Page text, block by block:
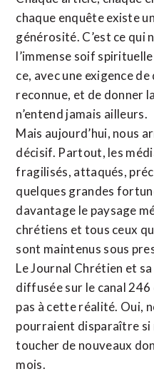
chaque enquête existe
générosité. C’est ce qui
l’immense soif
ce, avec une exigence
reconnue, et de donner
n’entend jamais ailleurs.
Mais aujourd’hui, nous
décisif. Partout, les
fragilisés, attaqués,
quelques grandes
davantage le paysage
chrétiens et tous ceux
sont maintenus sous
Le Journal Chrétien et
diffusée sur le canal 246
pas à cette réalité. Oui,
pourraient disparaître si
toucher de nouveaux
mois.